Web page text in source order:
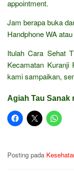
appointment.
Jam berapa buka
Handphone WA
Itulah Cara Sehat
Kecamatan Kuranji
kami sampaikan,
Agiah Tau Sanak
Posting pada